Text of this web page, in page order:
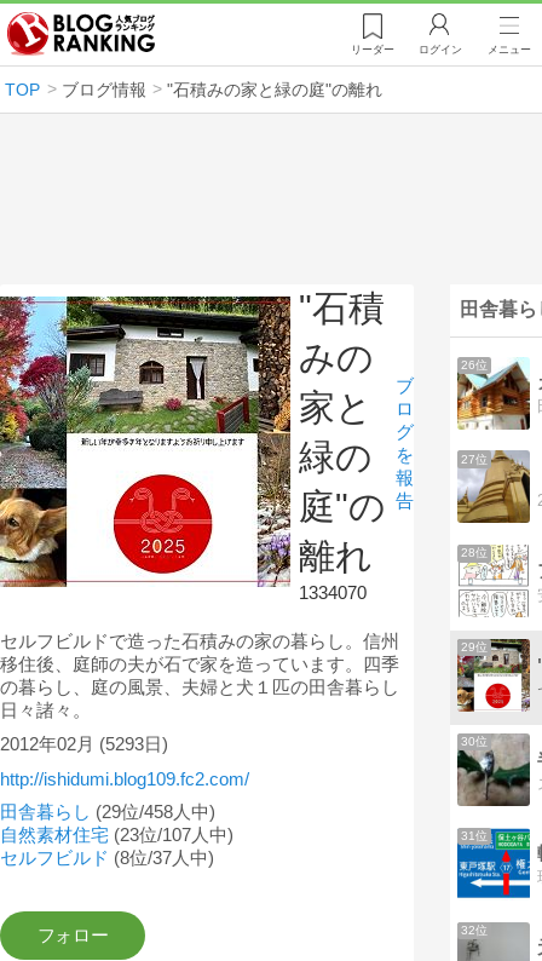
リーダー ログイン メニュー
TOP ブログ情報 "石積みの家と緑の庭"の離れ
"石積
みの
家と
緑の
庭"の
離れ
1334070
ブ
ロ
グ
を
報
告
セルフビルドで造った石積みの家の暮らし。信州
移住後、庭師の夫が石で家を造っています。四季
の暮らし、庭の風景、夫婦と犬１匹の田舎暮らし
日々諸々。
2012年02月 (5293日)
http://ishidumi.blog109.fc2.com/
田舎暮らし (29位/458人中)
自然素材住宅 (23位/107人中)
セルフビルド (8位/37人中)
田舎暮
26位
27位
28位
29位
30位
31位
32位